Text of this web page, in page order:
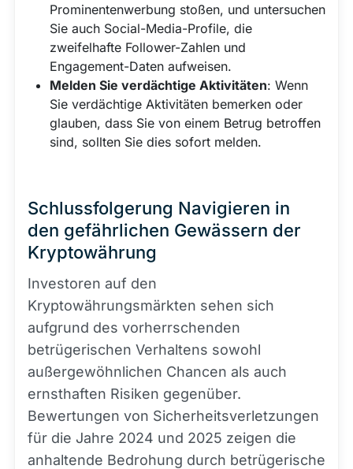
Prominentenwerbung stoßen, und untersuchen
Sie auch Social-Media-Profile, die
zweifelhafte Follower-Zahlen und
Engagement-Daten aufweisen.
Melden Sie verdächtige Aktivitäten: Wenn
Sie verdächtige Aktivitäten bemerken oder
glauben, dass Sie von einem Betrug betroffen
sind, sollten Sie dies sofort melden.
Schlussfolgerung Navigieren in
den gefährlichen Gewässern der
Kryptowährung
Investoren auf den
Kryptowährungsmärkten sehen sich
aufgrund des vorherrschenden
betrügerischen Verhaltens sowohl
außergewöhnlichen Chancen als auch
ernsthaften Risiken gegenüber.
Bewertungen von Sicherheitsverletzungen
für die Jahre 2024 und 2025 zeigen die
anhaltende Bedrohung durch betrügerische